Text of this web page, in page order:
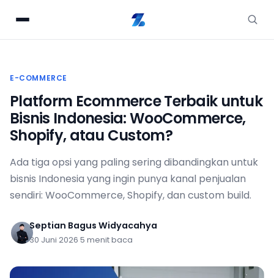
E-COMMERCE
Platform Ecommerce Terbaik untuk
Bisnis Indonesia: WooCommerce,
Shopify, atau Custom?
Ada tiga opsi yang paling sering dibandingkan untuk
bisnis Indonesia yang ingin punya kanal penjualan
sendiri: WooCommerce, Shopify, dan custom build.
Septian Bagus Widyacahya
30 Juni 2026 5 menit baca